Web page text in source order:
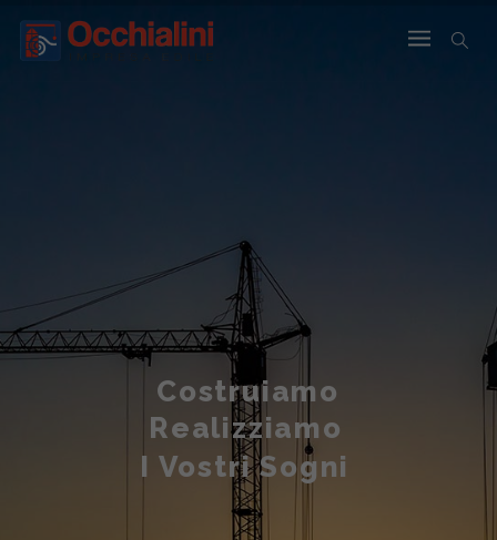
Costruiamo
Realizziamo
I Vostri Sogni